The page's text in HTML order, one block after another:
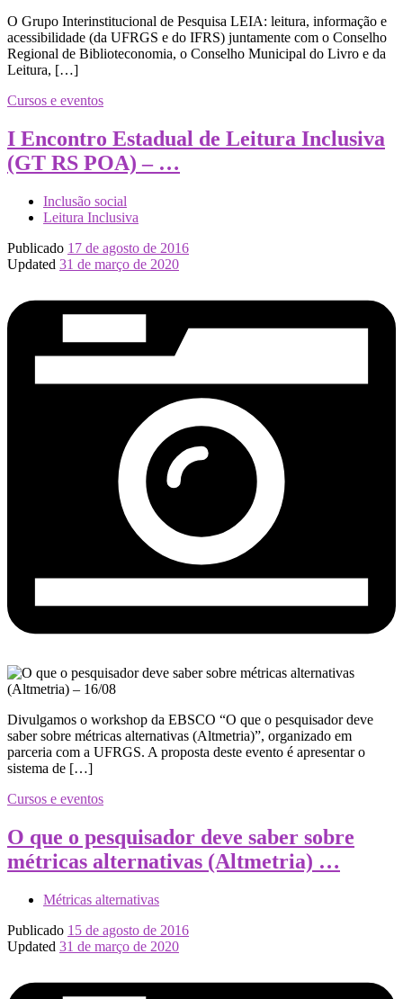
O Grupo Interinstitucional de Pesquisa LEIA: leitura, informação e
acessibilidade (da UFRGS e do IFRS) juntamente com o Conselho
Regional de Biblioteconomia, o Conselho Municipal do Livro e da
Leitura, […]
Cursos e eventos
I Encontro Estadual de Leitura Inclusiva
(GT RS POA) – …
Inclusão social
Leitura Inclusiva
Publicado 17 de agosto de 2016
Updated 31 de março de 2020
Divulgamos o workshop da EBSCO “O que o pesquisador deve
saber sobre métricas alternativas (Altmetria)”, organizado em
parceria com a UFRGS. A proposta deste evento é apresentar o
sistema de […]
Cursos e eventos
O que o pesquisador deve saber sobre
métricas alternativas (Altmetria) …
Métricas alternativas
Publicado 15 de agosto de 2016
Updated 31 de março de 2020